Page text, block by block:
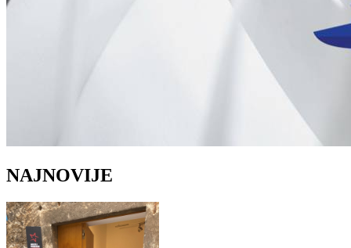
NAJNOVIJE